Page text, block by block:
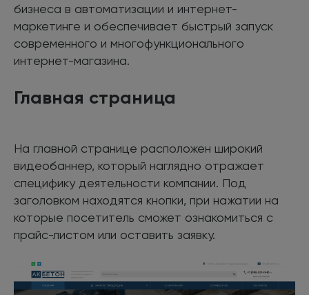
бизнеса в автоматизации и интернет-
маркетинге и обеспечивает быстрый запуск
современного и многофункционального
интернет-магазина.
Главная страница
На главной странице расположен широкий
видеобаннер, который наглядно отражает
специфику деятельности компании. Под
заголовком находятся кнопки, при нажатии на
которые посетитель сможет ознакомиться с
прайс-листом или оставить заявку.